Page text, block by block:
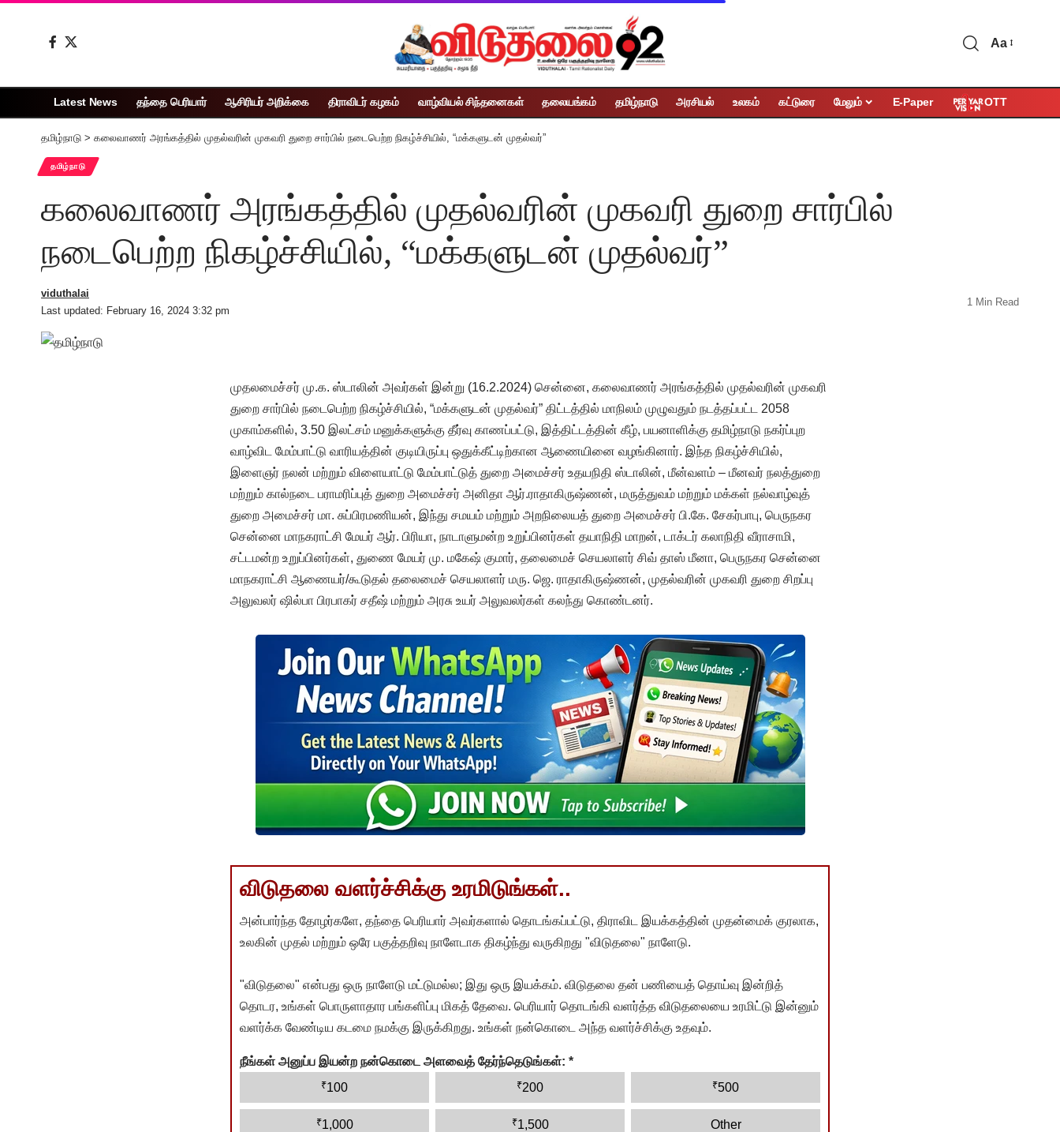
Aa
Latest News தந்தை பெரியார் ஆசிரியர் அறிக்கை திராவிடர் கழகம் வாழ்வியல் சிந்தனைகள் தலையங்கம் தமிழ்நாடு அரசியல் உலகம் கட்டுரை மேலும் E-Paper OTT
தமிழ்நாடு > கலைவாணர் அரங்கத்தில் முதல்வரின் முகவரி துறை சார்பில் நடைபெற்ற நிகழ்ச்சியில், “மக்களுடன் முதல்வர்”
தமிழ்நாடு
கலைவாணர் அரங்கத்தில் முதல்வரின் முகவரி துறை சார்பில்
நடைபெற்ற நிகழ்ச்சியில், “மக்களுடன் முதல்வர்”
Last updated: February 16, 2024 3:32 pm
viduthalai
1 Min Read
முதலமைச்சர் மு.க. ஸ்டாலின் அவர்கள் இன்று (16.2.2024) சென்னை, கலைவாணர் அரங்கத்தில் முதல்வரின் முகவரி
துறை சார்பில் நடைபெற்ற நிகழ்ச்சியில், “மக்களுடன் முதல்வர்” திட்டத்தில் மாநிலம் முழுவதும் நடத்தப்பட்ட 2058
முகாம்களில், 3.50 இலட்சம் மனுக்களுக்கு தீர்வு காணப்பட்டு, இத்திட்டத்தின் கீழ், பயனாளிக்கு தமிழ்நாடு நகர்ப்புற
வாழ்விட மேம்பாட்டு வாரியத்தின் குடியிருப்பு ஒதுக்கீட்டிற்கான ஆணையினை வழங்கினார். இந்த நிகழ்ச்சியில்,
இளைஞர் நலன் மற்றும் விளையாட்டு மேம்பாட்டுத் துறை அமைச்சர் உதயநிதி ஸ்டாலின், மீன்வளம் – மீனவர் நலத்துறை
மற்றும் கால்நடை பராமரிப்புத் துறை அமைச்சர் அனிதா ஆர்.ராதாகிருஷ்ணன், மருத்துவம் மற்றும் மக்கள் நல்வாழ்வுத்
துறை அமைச்சர் மா. சுப்பிரமணியன், இந்து சமயம் மற்றும் அறநிலையத் துறை அமைச்சர் பி.கே. சேகர்பாபு, பெருநகர
சென்னை மாநகராட்சி மேயர் ஆர். பிரியா, நாடாளுமன்ற உறுப்பினர்கள் தயாநிதி மாறன், டாக்டர் கலாநிதி வீராசாமி,
சட்டமன்ற உறுப்பினர்கள், துணை மேயர் மு. மகேஷ் குமார், தலைமைச் செயலாளர் சிவ் தாஸ் மீனா, பெருநகர சென்னை
மாநகராட்சி ஆணையர்/கூடுதல் தலைமைச் செயலாளர் மரு. ஜெ. ராதாகிருஷ்ணன், முதல்வரின் முகவரி துறை சிறப்பு
அலுவலர் ஷில்பா பிரபாகர் சதீஷ் மற்றும் அரசு உயர் அலுவலர்கள் கலந்து கொண்டனர்.
விடுதலை வளர்ச்சிக்கு உரமிடுங்கள்..
அன்பார்ந்த தோழர்களே, தந்தை பெரியார் அவர்களால் தொடங்கப்பட்டு, திராவிட இயக்கத்தின் முதன்மைக் குரலாக,
உலகின் முதல் மற்றும் ஒரே பகுத்தறிவு நாளேடாக திகழ்ந்து வருகிறது "விடுதலை" நாளேடு.
"விடுதலை" என்பது ஒரு நாளேடு மட்டுமல்ல; இது ஒரு இயக்கம். விடுதலை தன் பணியைத் தொய்வு இன்றித்
தொடர, உங்கள் பொருளாதார பங்களிப்பு மிகத் தேவை. பெரியார் தொடங்கி வளர்த்த விடுதலையை உரமிட்டு இன்னும்
வளர்க்க வேண்டிய கடமை நமக்கு இருக்கிறது. உங்கள் நன்கொடை அந்த வளர்ச்சிக்கு உதவும்.
நீங்கள் அனுப்ப இயன்ற நன்கொடை அளவைத் தேர்ந்தெடுங்கள்: *
₹100 ₹200 ₹500
₹1,000 ₹1,500 Other